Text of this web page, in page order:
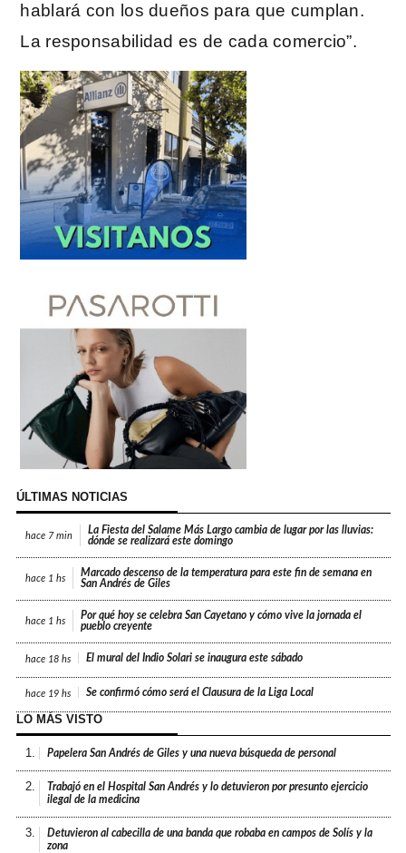
hablará con los dueños para que cumplan.
La responsabilidad es de cada comercio”.
ÚLTIMAS NOTICIAS
hace 7 min
La Fiesta del Salame Más Largo cambia de lugar por las lluvias:
dónde se realizará este domingo
hace 1 hs
Marcado descenso de la temperatura para este fin de semana en
San Andrés de Giles
hace 1 hs
Por qué hoy se celebra San Cayetano y cómo vive la jornada el
pueblo creyente
hace 18 hs El mural del Indio Solari se inaugura este sábado
hace 19 hs Se confirmó cómo será el Clausura de la Liga Local
LO MÁS VISTO
1. Papelera San Andrés de Giles y una nueva búsqueda de personal
2.
Trabajó en el Hospital San Andrés y lo detuvieron por presunto ejercicio
ilegal de la medicina
3.
Detuvieron al cabecilla de una banda que robaba en campos de Solís y la
zona